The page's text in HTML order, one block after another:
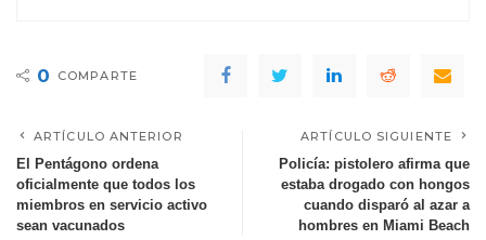
0 COMPARTE
ARTÍCULO ANTERIOR
El Pentágono ordena
oficialmente que todos los
miembros en servicio activo
sean vacunados
ARTÍCULO SIGUIENTE
Policía: pistolero afirma que
estaba drogado con hongos
cuando disparó al azar a
hombres en Miami Beach